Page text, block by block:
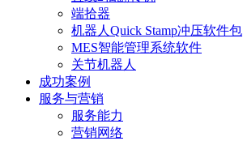
端拾器
机器人Quick Stamp冲压软件包
MES智能管理系统软件
关节机器人
成功案例
服务与营销
服务能力
营销网络